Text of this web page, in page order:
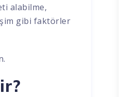
alabilme,
gibi faktörler